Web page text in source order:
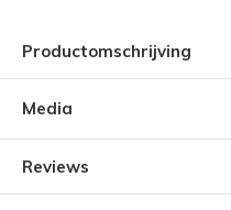
Productomschrijving
Media
Reviews